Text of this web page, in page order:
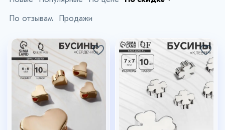
По отзывам Продажи